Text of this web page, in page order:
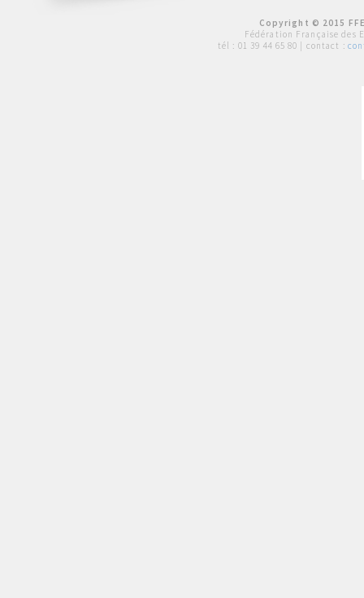
Copyright © 2015
Fédération Française des
tél : 01 39 44 65 80 | contact :